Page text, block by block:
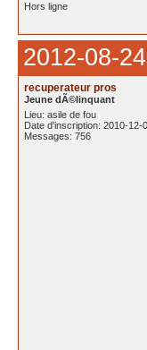
Hors ligne
2012-08-
recuperateur pros
Jeune dÃ©linquant
Lieu: asile de fou
Date d'inscription: 2010-12-
Messages: 756